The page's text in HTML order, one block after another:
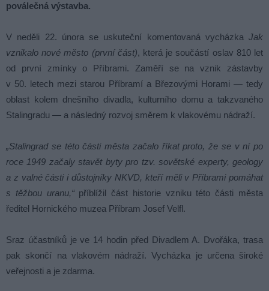
poválečná výstavba.
V neděli 22. února se uskuteční komentovaná vycházka Jak
vznikalo nové město (první část), která je součástí oslav 810 let
od první zmínky o Příbrami. Zaměří se na vznik zástavby
v 50. letech mezi starou Příbramí a Březovými Horami — tedy
oblast kolem dnešního divadla, kulturního domu a takzvaného
Stalingradu — a následný rozvoj směrem k vlakovému nádraží.
„Stalingrad se této části města začalo říkat proto, že se v ní po
roce 1949 začaly stavět byty pro tzv. sovětské experty, geology
a z valné části i důstojníky NKVD, kteří měli v Příbrami pomáhat
s těžbou uranu,“příblížil část historie vzniku této části města
ředitel Hornického muzea Příbram Josef Velfl.
Sraz účastníků je ve 14 hodin před Divadlem A. Dvořáka, trasa
pak skončí na vlakovém nádraží. Vycházka je určena široké
veřejnosti a je zdarma.